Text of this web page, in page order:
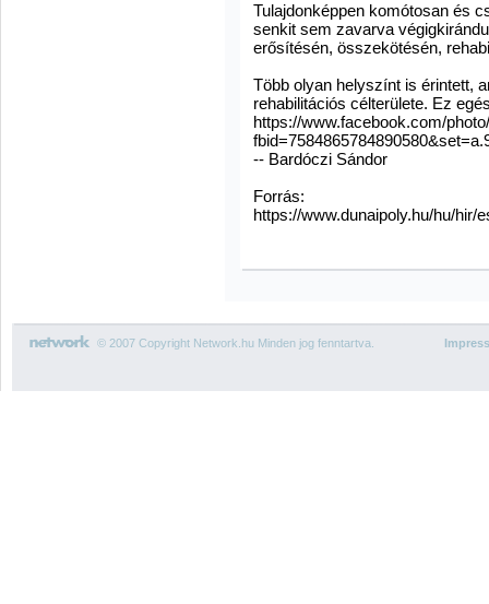
Tulajdonképpen komótosan és
senkit sem zavarva
erősítésén, összekötésén,
Több olyan helyszínt is érintett,
rehabilitációs célterülete. Ez
https://www.facebook.com/
-- Bardóczi Sándor
Forrás:
https://www.dunaipoly.hu/hu/hir/
© 2007 Copyright Network.hu Minden jog fenntartva.